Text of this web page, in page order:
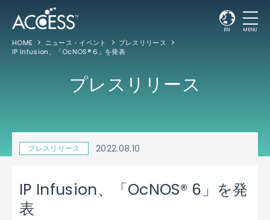
EN MENU
HOME ニュース・イベント
プレスリリース
IP Infusion、「OcNOS® 6」を発表
プレスリリース
プレスリリース 2022.08.10
IP Infusion、「OcNOS® 6」を発
表